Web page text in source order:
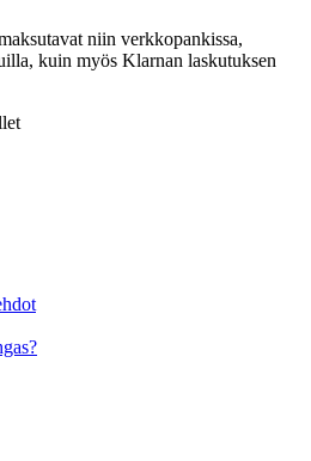
niin verkkopankissa,
kuin myös Klarnan laskutuksen